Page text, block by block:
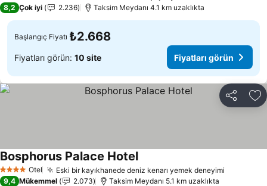
8,2 Çok iyi 2.236 Taksim Meydanı 4.1 km uzaklıkta
Başlangıç Fiyatı ₺2.668
Fiyatları görün: 10 site Fiyatları görün
Paylaş
4 Yıldız Otel Eski bir kayıkhanede deniz kenarı yemek deneyimi
Bosphorus Palace HotelFiyatları görün
9,4 Mükemmel 2.073 Taksim Meydanı 5.1 km uzaklıkta